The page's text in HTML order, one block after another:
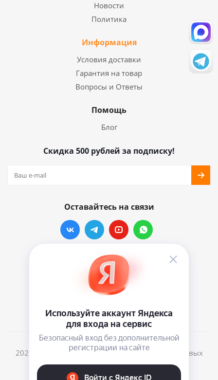
Новости
Политика
Информация
Условия доставки
Гарантия на товар
Вопросы и Ответы
Помощь
Блог
Скидка 500 рублей за подписку!
Оставайтесь на связи
Наши контакты
info@vinylmarkt.ru
2026 © Винилмаркт - интернет-магазин виниловых
пластинок